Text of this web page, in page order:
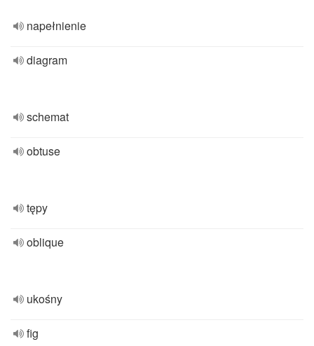
napełnienie
diagram
schemat
obtuse
tępy
oblique
ukośny
fig